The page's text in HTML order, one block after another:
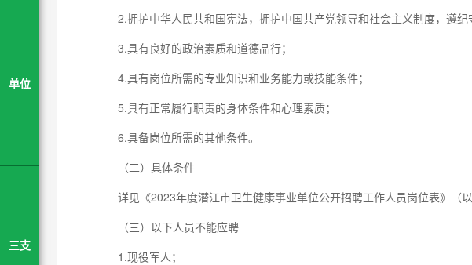
单位
三支
2.拥护中华人民共和国宪法，拥护中国共产党领导和社会主义制度，遵纪
3.具有良好的政治素质和道德品行；
4.具有岗位所需的专业知识和业务能力或技能条件；
5.具有正常履行职责的身体条件和心理素质；
6.具备岗位所需的其他条件。
（二）具体条件
详见《2023年度潜江市卫生健康事业单位公开招聘工作人员岗位表》（以
（三）以下人员不能应聘
1.现役军人；